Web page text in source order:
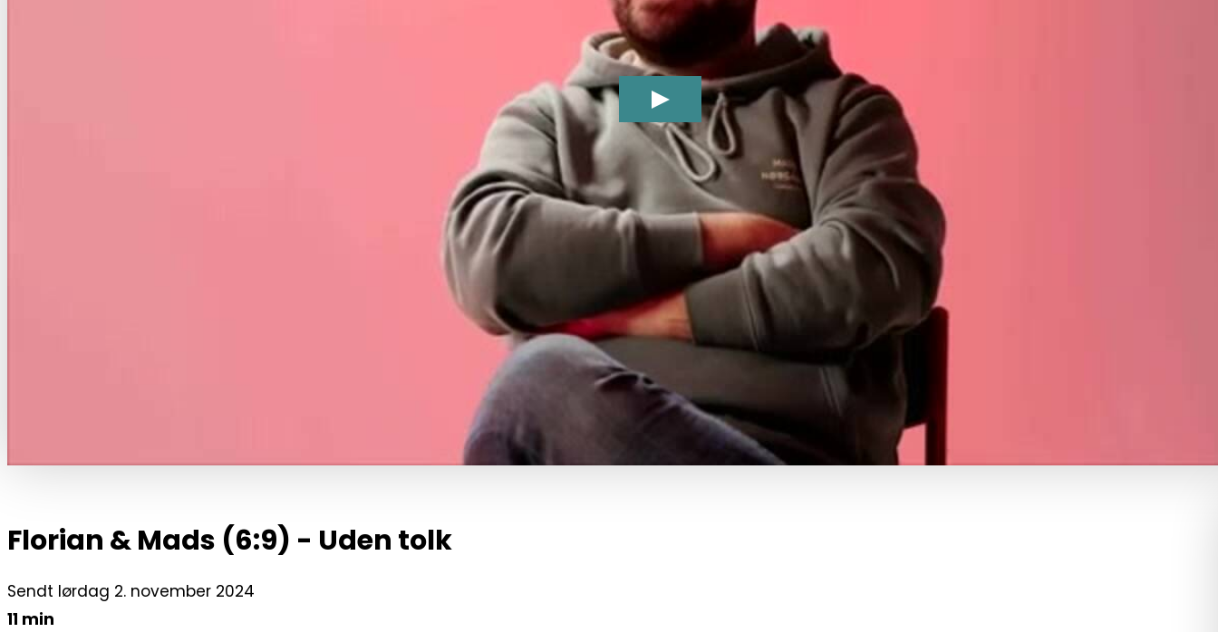
Florian & Mads (6:9) - Uden tolk
Sendt lørdag 2. november 2024
11 min